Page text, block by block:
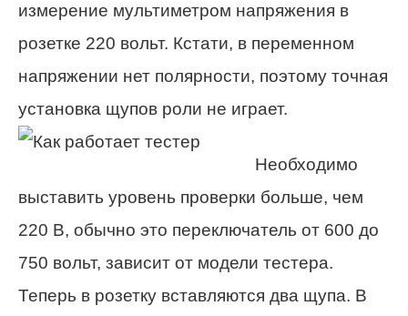
измерение мультиметром напряжения в
розетке 220 вольт. Кстати, в переменном
напряжении нет полярности, поэтому точная
установка щупов роли не играет.
Необходимо
выставить уровень проверки больше, чем
220 В, обычно это переключатель от 600 до
750 вольт, зависит от модели тестера.
Теперь в розетку вставляются два щупа. В